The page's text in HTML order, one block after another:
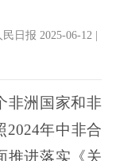
日报 2025-06-12 |
非洲国家和非
2024年中非合
推进落实《关